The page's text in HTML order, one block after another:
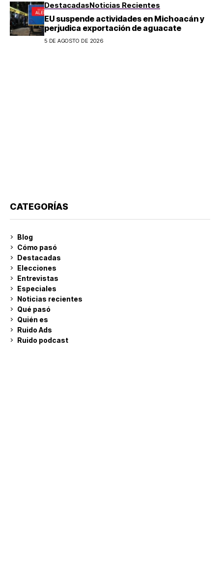
DestacadasNoticias Recientes
EU suspende actividades en Michoacán y
perjudica exportación de aguacate
5 DE AGOSTO DE 2026
CATEGORÍAS
Blog
Cómo pasó
Destacadas
Elecciones
Entrevistas
Especiales
Noticias recientes
Qué pasó
Quién es
Ruido Ads
Ruido podcast